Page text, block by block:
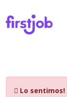
Lo sentimos!